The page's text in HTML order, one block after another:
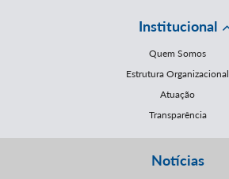
Institucional
Quem Somos
Estrutura Organizacional
Atuação
Transparência
Notícias